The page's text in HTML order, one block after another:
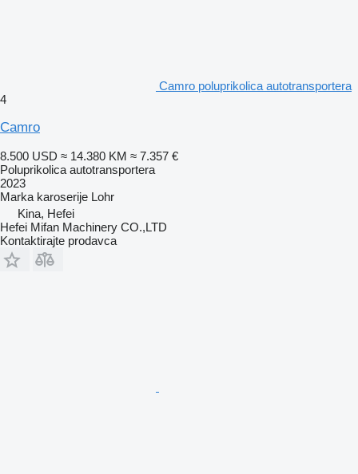
Camro poluprikolica autotransportera
4
Camro
8.500 USD ≈ 14.380 KM ≈ 7.357 €
Poluprikolica autotransportera
2023
Marka karoserije Lohr
Kina, Hefei
Hefei Mifan Machinery CO.,LTD
Kontaktirajte prodavca